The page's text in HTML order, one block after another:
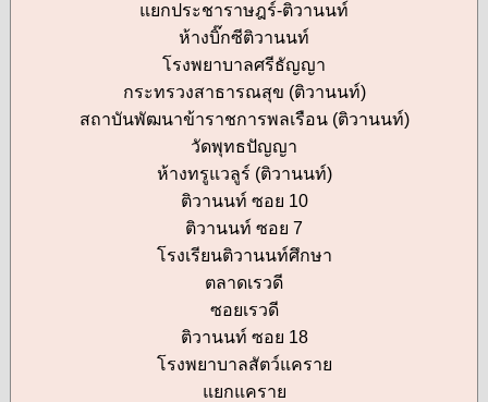
แยกประชาราษฎร์-ติวานนท์
ห้างบิ๊กซีติวานนท์
โรงพยาบาลศรีธัญญา
กระทรวงสาธารณสุข (ติวานนท์)
สถาบันพัฒนาข้าราชการพลเรือน (ติวานนท์)
วัดพุทธปัญญา
ห้างทรูแวลูร์ (ติวานนท์)
ติวานนท์ ซอย 10
ติวานนท์ ซอย 7
โรงเรียนติวานนท์ศึกษา
ตลาดเรวดี
ซอยเรวดี
ติวานนท์ ซอย 18
โรงพยาบาลสัตว์แคราย
แยกแคราย